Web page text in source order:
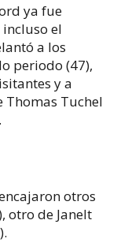
ya fue
el
a los
periodo (47),
y a
Thomas Tuchel
otros
otro de Janelt